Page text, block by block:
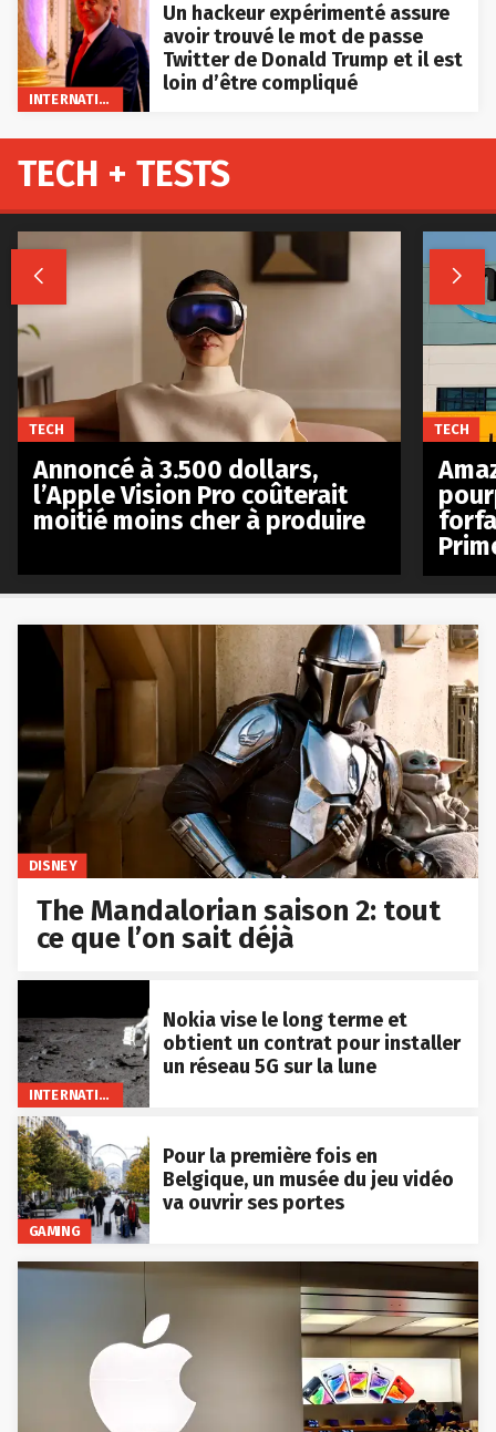
INTERNATIONAL
Un hackeur expérimenté assure
avoir trouvé le mot de passe
Twitter de Donald Trump et il est
loin d’être compliqué
DISNEY
The Mandalorian saison 2: tout
ce que l’on sait déjà
INTERNATIONAL
Nokia vise le long terme et
obtient un contrat pour installer
un réseau 5G sur la lune
GAMING
Pour la première fois en
Belgique, un musée du jeu vidéo
va ouvrir ses portes
TECH + TESTS
 
TECH
Annoncé à 3.500 dollars,
l’Apple Vision Pro coûterait
moitié moins cher à produire
TECH